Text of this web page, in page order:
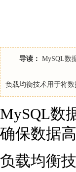
导读： MySQL数
负载均衡技术用于将
MySQL数
确保数据
负载均衡